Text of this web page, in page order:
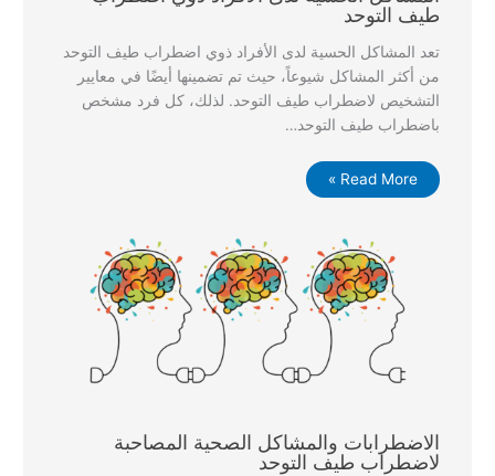
طيف التوحد
تعد المشاكل الحسية لدى الأفراد ذوي اضطراب طيف التوحد
من أكثر المشاكل شيوعاً، حيث تم تضمينها أيضًا في معايير
التشخيص لاضطراب طيف التوحد. لذلك، كل فرد مشخص
باضطراب طيف التوحد…
Read More »
الاضطرابات والمشاكل الصحية المصاحبة
لاضطراب طيف التوحد